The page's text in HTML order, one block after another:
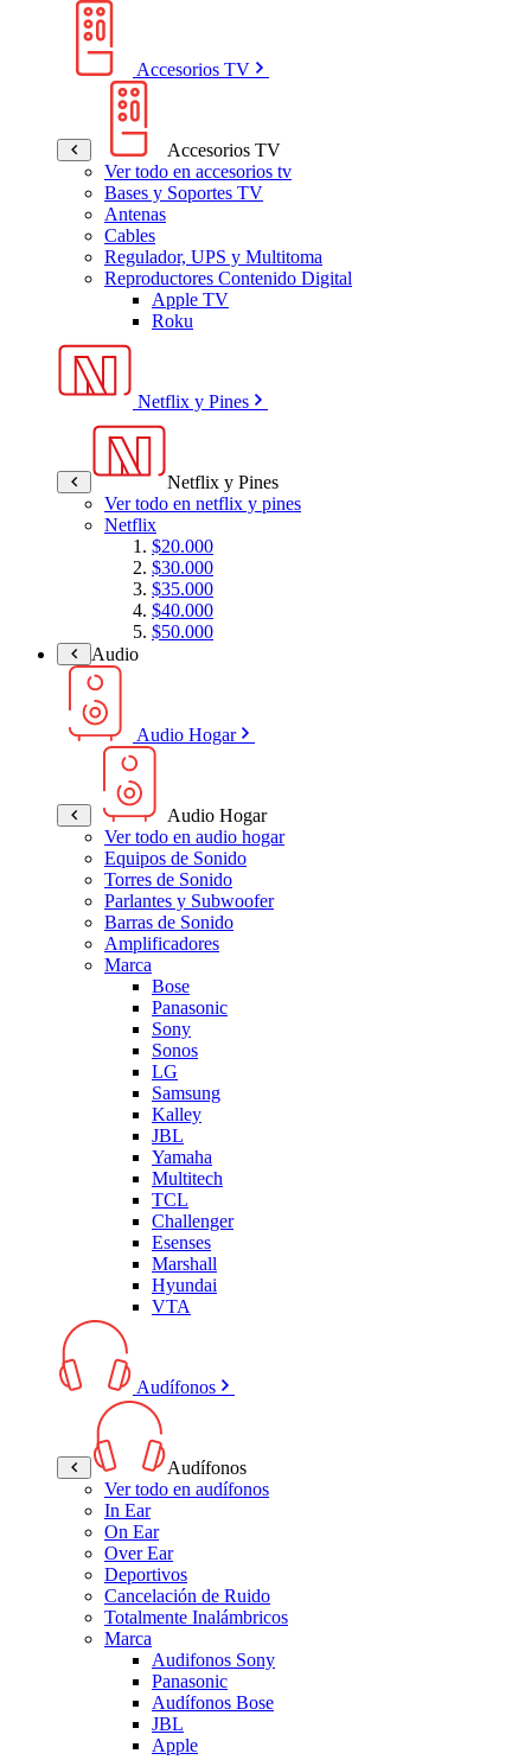
Accesorios TV
Accesorios TV
Ver todo en accesorios tv
Bases y Soportes TV
Antenas
Cables
Regulador, UPS y Multitoma
Reproductores Contenido Digital
Apple TV
Roku
Netflix y Pines
Netflix y Pines
Ver todo en netflix y pines
Netflix
$20.000
$30.000
$35.000
$40.000
$50.000
Audio
Audio Hogar
Audio Hogar
Ver todo en audio hogar
Equipos de Sonido
Torres de Sonido
Parlantes y Subwoofer
Barras de Sonido
Amplificadores
Marca
Bose
Panasonic
Sony
Sonos
LG
Samsung
Kalley
JBL
Yamaha
Multitech
TCL
Challenger
Esenses
Marshall
Hyundai
VTA
Audífonos
Audífonos
Ver todo en audífonos
In Ear
On Ear
Over Ear
Deportivos
Cancelación de Ruido
Totalmente Inalámbricos
Marca
Audifonos Sony
Panasonic
Audífonos Bose
JBL
Apple